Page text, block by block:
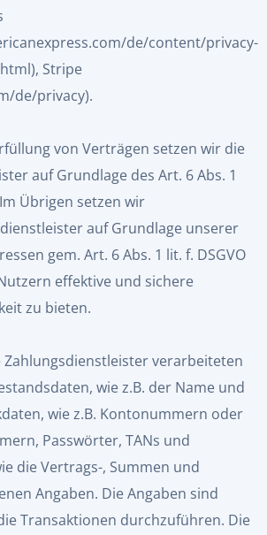
de/content/privacy-
), Stripe
de/privacy).
von Verträgen setzen wir die
auf Grundlage des Art. 6 Abs. 1
Übrigen setzen wir
auf Grundlage unserer
gem. Art. 6 Abs. 1 lit. f. DSGVO
effektive und sichere
zu bieten.
Zahlungsdienstleister verarbeiteten
wie z.B. der Name und
wie z.B. Kontonummern oder
Passwörter, TANs und
die Vertrags-, Summen und
Angaben. Die Angaben sind
Transaktionen durchzuführen. Die